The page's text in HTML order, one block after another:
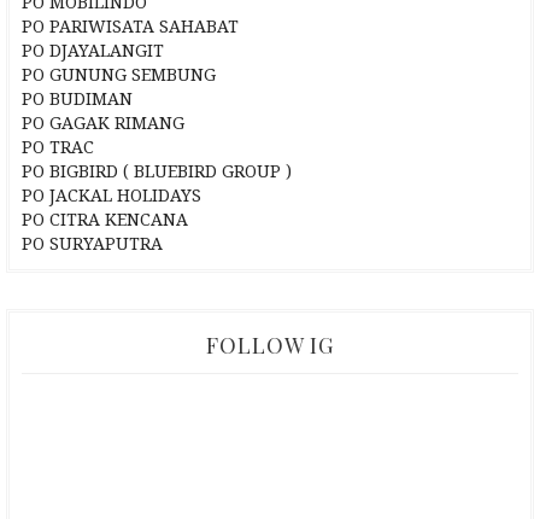
PO PARIWISATA SAHABAT
PO DJAYALANGIT
PO GUNUNG SEMBUNG
PO BUDIMAN
PO GAGAK RIMANG
PO TRAC
PO BIGBIRD ( BLUEBIRD GROUP )
PO JACKAL HOLIDAYS
PO CITRA KENCANA
PO SURYAPUTRA
FOLLOW IG